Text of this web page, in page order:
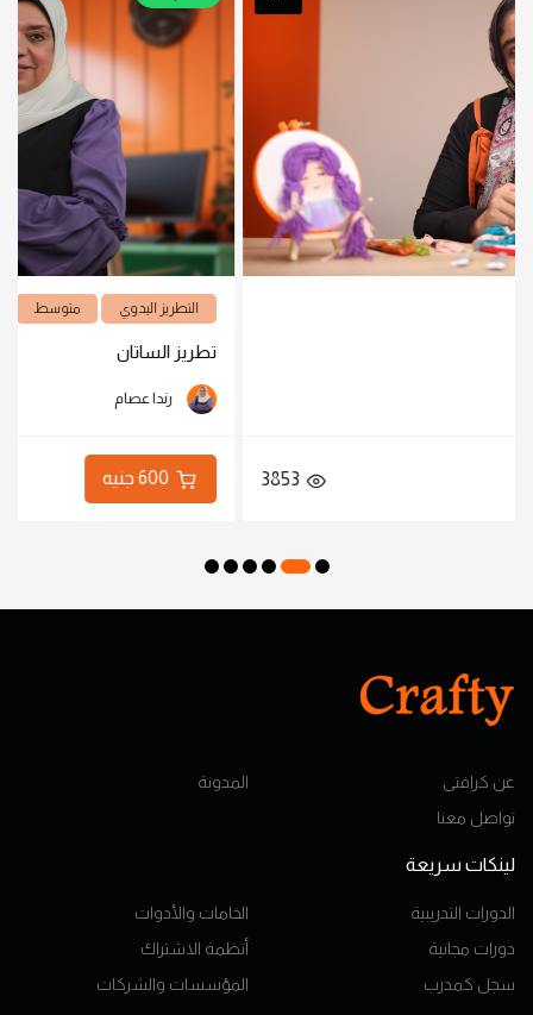
متوسط
600 جنيه
عن كرافتى
المدونة
تواصل معنا
لينكات سريعة
الدورات التدريبية
الخامات والأدوات
دورات مجانية
أنظمة الاشتراك
سجل كمدرب
المؤسسات والشركات